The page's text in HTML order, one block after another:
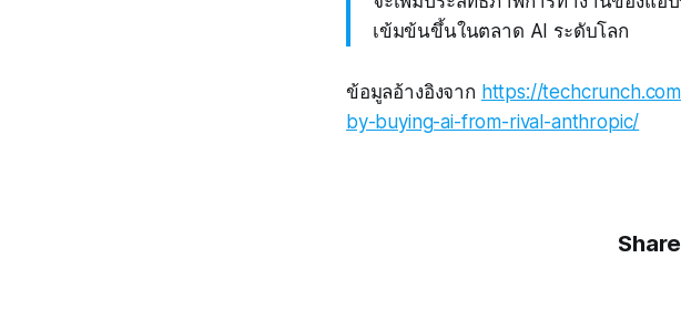
เข้มข้นขึ้นในตลาด AI ระดับโลก
ข้อมูลอ้างอิงจาก https://
by-buying-ai-from-rival-anthropic/
Share